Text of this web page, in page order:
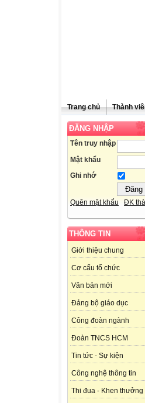
Trang chủ Thành
ĐĂNG NHẬP
Tên truy nhập
Mật khẩu
Ghi nhớ
Quên mật khẩu ĐK
THÔNG TIN
Giới thiệu chung
Cơ cấu tổ chức
Văn bản mới
Đảng bộ giáo dục
Công đoàn ngành
Đoàn TNCS HCM
Tin tức - Sự kiện
Công nghệ thông tin
Thi đua - Khen thưởng